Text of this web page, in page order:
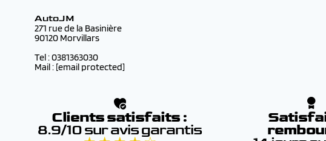
AutoJM
271 rue de la Basinière
90120 Morvillars
Tel : 0381363030
Mail : [email protected]
Clients satisfaits :
8.9/10 sur avis garantis